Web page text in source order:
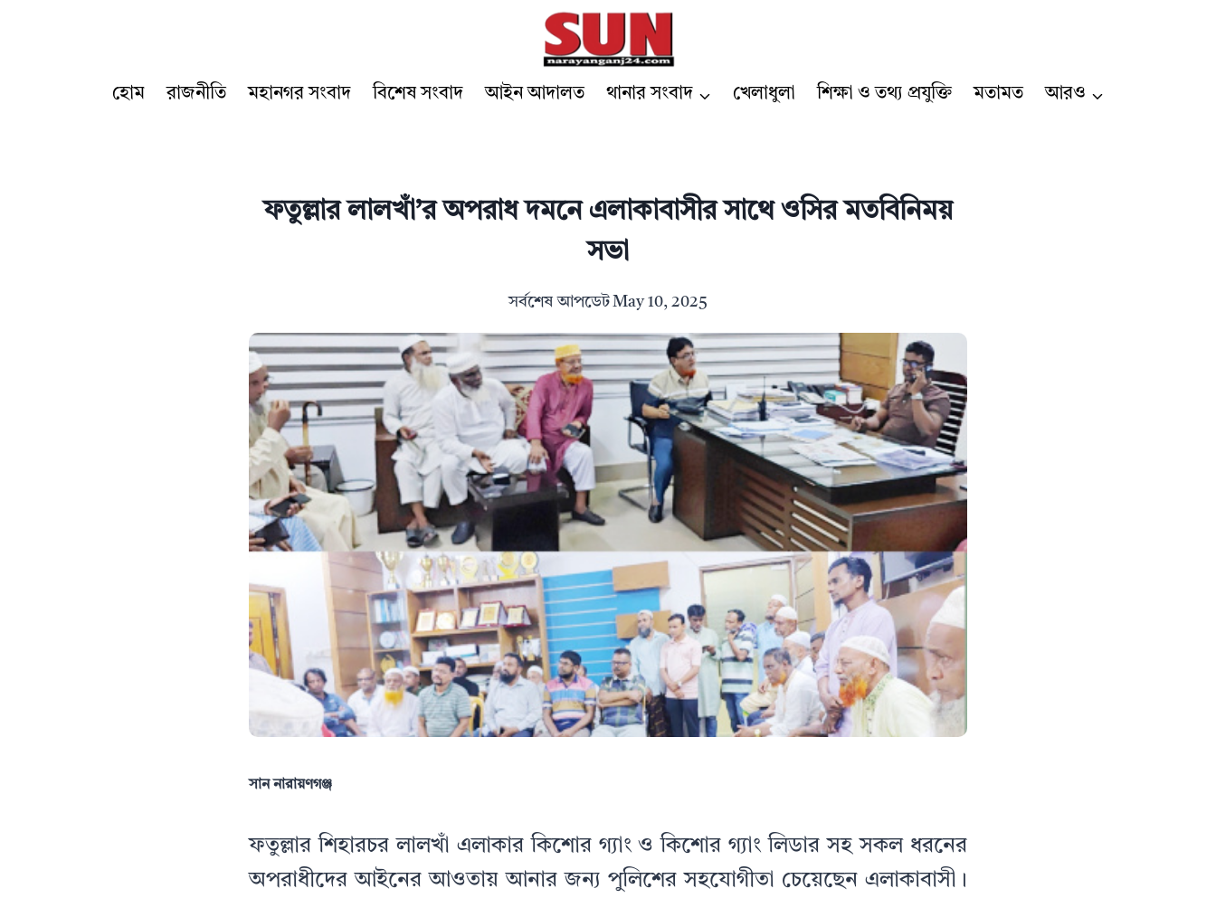
হোম
রাজনীতি মহানগর সংবাদ বিশেষ সংবাদ আইন আদালত থানার সংবাদ খেলাধুলা শিক্ষা ও তথ্য প্রযুক্তি মতামত আরও
ফতুল্লার লালখাঁ’র অপরাধ দমনে এলাকাবাসীর সাথে ওসির মতবিনিময়
সভা
সর্বশেষ আপডেটMay 10, 2025
সান নারায়ণগঞ্জ
ফতুল্লার শিহারচর লালখাঁ এলাকার কিশোর গ্যাং ও কিশোর গ্যাং লিডার সহ সকল ধরনের
অপরাধীদের আইনের আওতায় আনার জন্য পুলিশের সহযোগীতা চেয়েছেন এলাকাবাসী।